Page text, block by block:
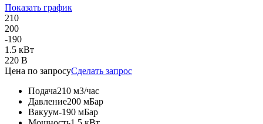
Показать график
210
200
-190
1.5 кВт
220 В
Цена по запросуСделать запрос
Подача210 м3/час
Давление200 мБар
Вакуум-190 мБар